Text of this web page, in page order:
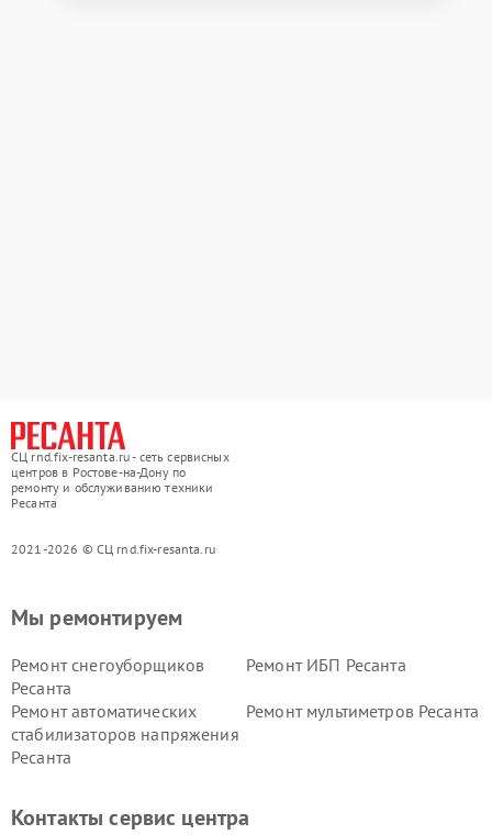
СЦ rnd.fix-resanta.ru - сеть сервисных
центров в Ростове-на-Дону по
ремонту и обслуживанию техники
Ресанта
2021-2026 © СЦ rnd.fix-resanta.ru
Мы ремонтируем
Ремонт снегоуборщиков
Ресанта
Ремонт ИБП Ресанта
Ремонт автоматических
стабилизаторов напряжения
Ресанта
Ремонт мультиметров Ресанта
Контакты сервис центра